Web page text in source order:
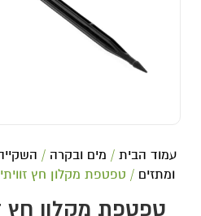
עמוד הבית / מים ובקרה /
ומתזים / טפטפת מקלון חץ זוויתי 2.3 ליטר לשעה לא מווסת
₪8.00